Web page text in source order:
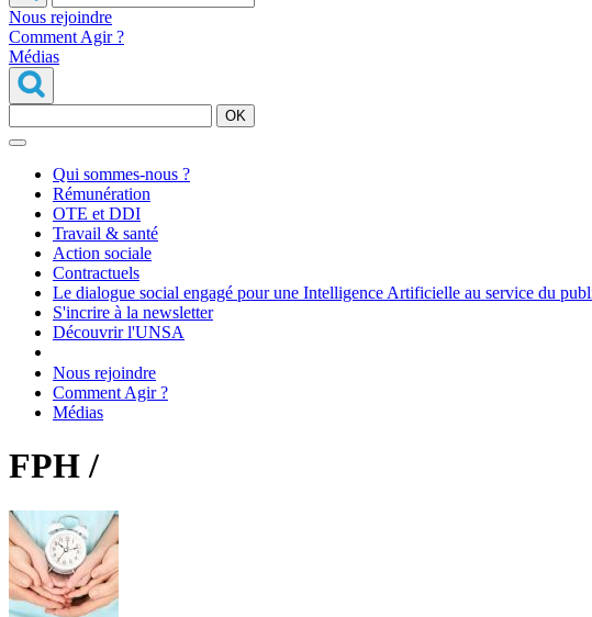
Nous rejoindre
Comment Agir ?
Médias
OK
Qui sommes-nous ?
Rémunération
OTE et DDI
Travail & santé
Action sociale
Contractuels
Le dialogue social engagé pour une Intelligence Artificielle au service du
S'incrire à la newsletter
Découvrir l'UNSA
Nous rejoindre
Comment Agir ?
Médias
FPH /